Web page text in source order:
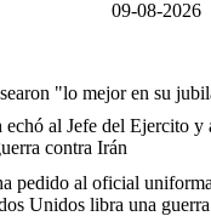
09-08-2026
"lo mejor en su
al Jefe del Ejercito y
contra Irán
pedido al oficial
Unidos libra una